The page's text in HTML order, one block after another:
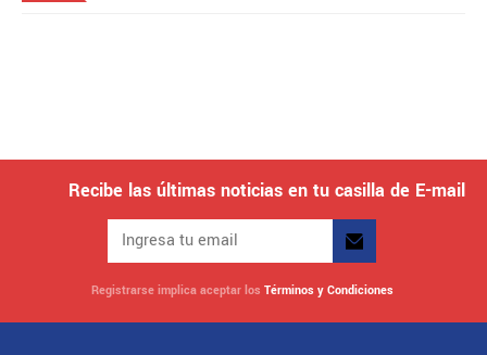
Recibe las últimas noticias en tu casilla de E-mail
Registrarse implica aceptar los Términos y Condiciones